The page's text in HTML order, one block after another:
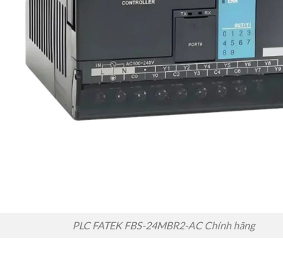
PLC FATEK FBS-24MBR2-AC Chính hãng